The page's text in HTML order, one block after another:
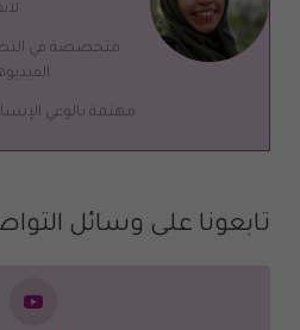
متخصصة في
مهتمة بالوعي
تابعونا على وسائل